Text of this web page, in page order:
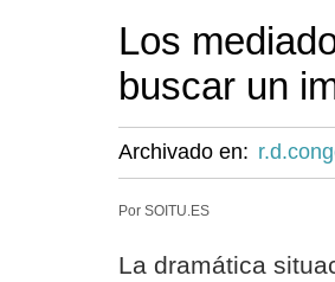
Los
buscar un
Archivado en:
Por SOITU.ES
La dramática